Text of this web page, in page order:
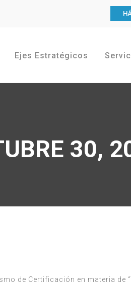
Ejes Estratégicos
30,
de Certificación en materia de